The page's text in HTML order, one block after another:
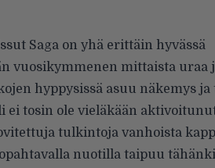
Saga on yhä erittäin hyvässä
vuosikymmenen mittaista uraa
hyppysissä asuu näkemys ja
ei tosin ole vieläkään
tulkintoja vanhoista
nuotilla taipuu